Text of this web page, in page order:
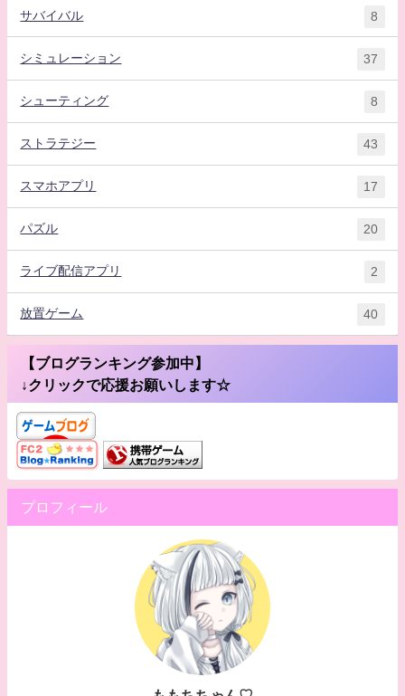
サバイバル 8
シミュレーション 37
シューティング 8
ストラテジー 43
スマホアプリ 17
パズル 20
ライブ配信アプリ 2
放置ゲーム 40
【ブログランキング参加中】
↓クリックで応援お願いします☆
プロフィール